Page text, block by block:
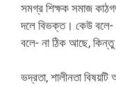
সমগ্র শিক্ষক সমাজ
দলে বিভক্ত। কেউ বলে-
বলে- না ঠিক আছে,
ভদ্রতা, শালীনতা